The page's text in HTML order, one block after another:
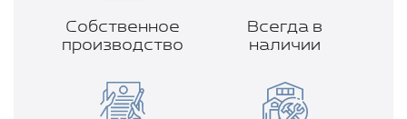
Собственное
производство
Всегда в
наличии